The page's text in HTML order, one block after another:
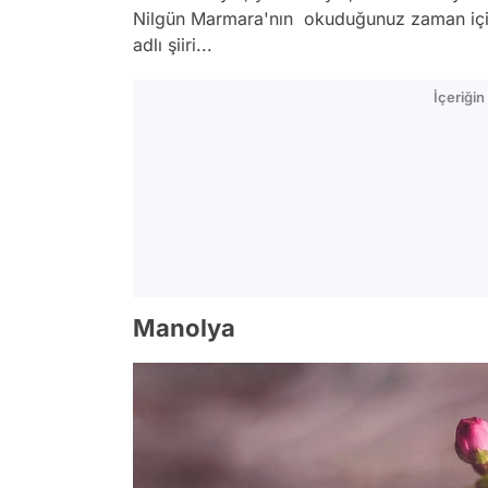
Nilgün Marmara'nın okuduğunuz zaman
adlı şiiri...
İçeriğin
Manolya